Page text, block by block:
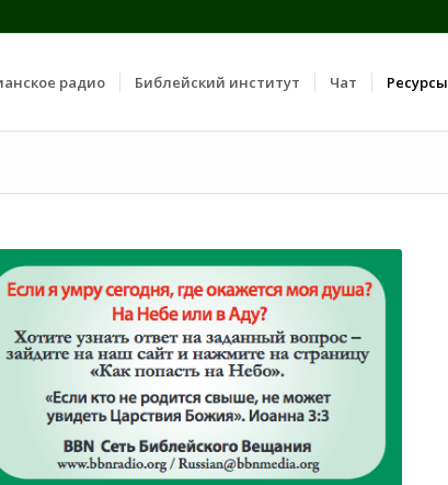
радио Библейский институт Чат Ресурсы